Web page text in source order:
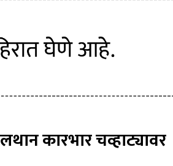
कारभार चव्हाट्यावर